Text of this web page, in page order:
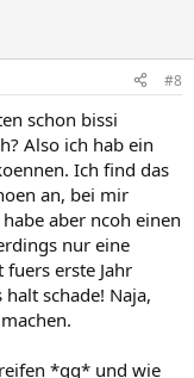
#8
schon bissi
Also ich hab ein
Ich find das
an, bei mir
aber ncoh einen
nur eine
fuers erste Jahr
schade! Naja,
*gg* und wie